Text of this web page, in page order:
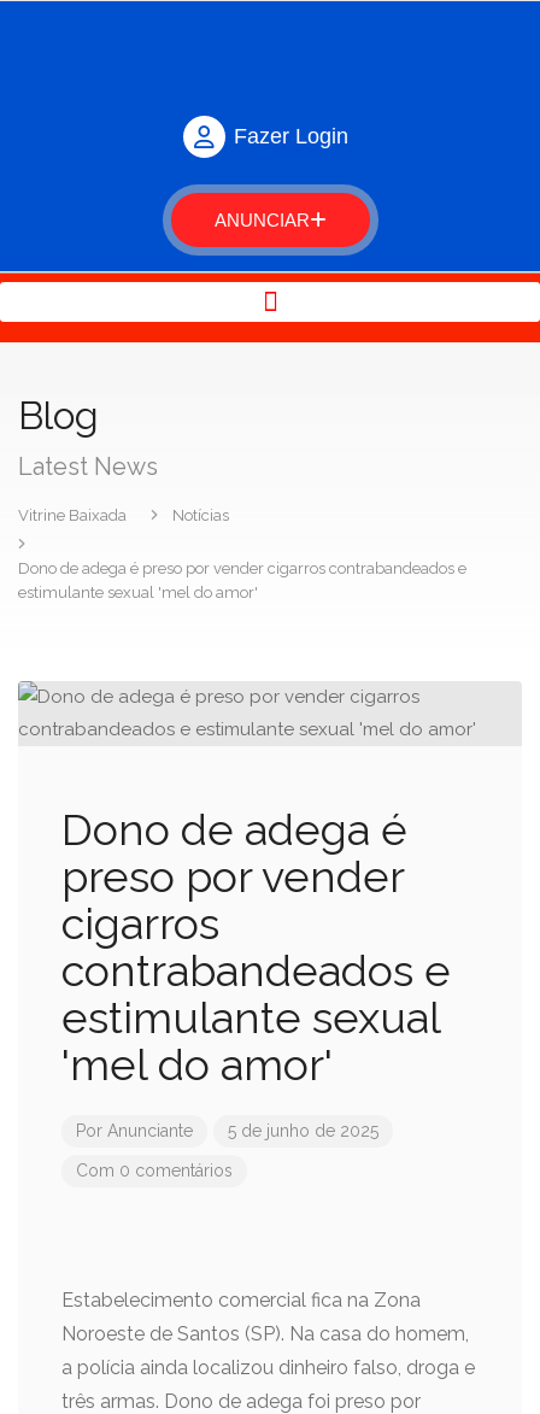
Fazer Login
ANUNCIAR
Blog
Latest News
Vitrine Baixada Notícias
Dono de adega é preso por vender cigarros contrabandeados e
estimulante sexual 'mel do amor'
Dono de adega é
preso por vender
cigarros
contrabandeados e
estimulante sexual
'mel do amor'
Por Anunciante 5 de junho de 2025
Com 0 comentários
Estabelecimento comercial fica na Zona
Noroeste de Santos (SP). Na casa do homem,
a polícia ainda localizou dinheiro falso, droga e
três armas. Dono de adega foi preso por